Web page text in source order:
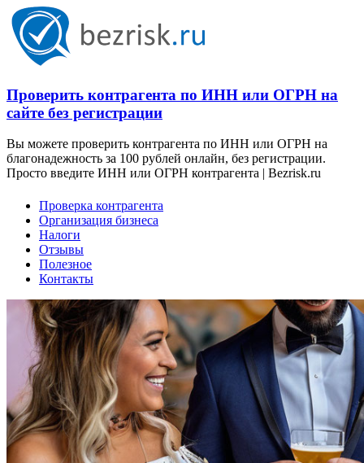
Проверить контрагента по ИНН или ОГРН на
сайте без регистрации
Вы можете проверить контрагента по ИНН или ОГРН на
благонадежность за 100 рублей онлайн, без регистрации.
Просто введите ИНН или ОГРН контрагента | Bezrisk.ru
Проверка контрагента
Организация бизнеса
Налоги
Отзывы
Полезное
Контакты